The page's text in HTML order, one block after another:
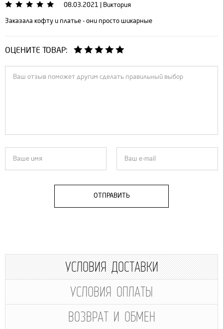
08.03.2021 Виктория
Заказала кофту и платье - они просто шикарные
ОЦЕНИТЕ ТОВАР:
ОТПРАВИТЬ
УСЛОВИЯ ДОСТАВКИ
УСЛОВИЯ ОПЛАТЫ
ВОЗВРАТ И ОБМЕН